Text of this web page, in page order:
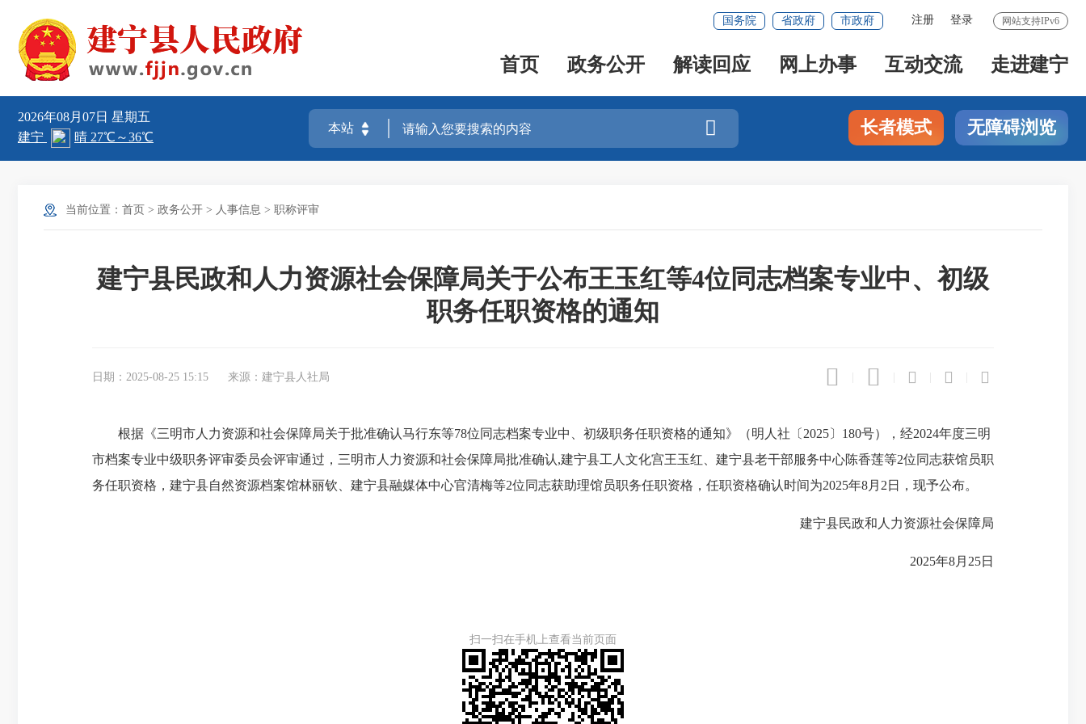
网站支持IPv6
注册 登录
国务院 省政府 市政府
首页 政务公开 解读回应 网上办事 互动交流 走进建宁
2026年08月07日 星期五
 长者模式 无障碍浏览
当前位置： 首页 > 政务公开 > 人事信息 > 职称评审
建宁县民政和人力资源社会保障局关于公布王玉红等4位同志档案专业中、初级
职务任职资格的通知
日期：2025-08-25 15:15 来源：建宁县人社局     
根据《三明市人力资源和社会保障局关于批准确认马行东等78位同志档案专业中、初级职务任职资格的通知》（明人社〔2025〕180号），经2024年度三明
市档案专业中级职务评审委员会评审通过，三明市人力资源和社会保障局批准确认,建宁县工人文化宫王玉红、建宁县老干部服务中心陈香莲等2位同志获馆员职
务任职资格，建宁县自然资源档案馆林丽钦、建宁县融媒体中心官清梅等2位同志获助理馆员职务任职资格，任职资格确认时间为2025年8月2日，现予公布。
建宁县民政和人力资源社会保障局
2025年8月25日
扫一扫在手机上查看当前页面